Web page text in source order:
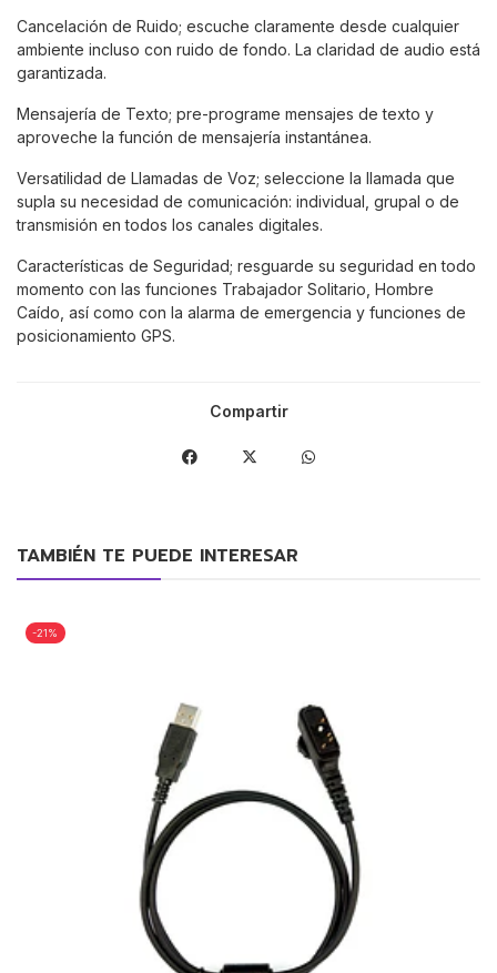
Cancelación de Ruido; escuche claramente desde cualquier
ambiente incluso con ruido de fondo. La claridad de audio está
garantizada.
Mensajería de Texto; pre-programe mensajes de texto y
aproveche la función de mensajería instantánea.
Versatilidad de Llamadas de Voz; seleccione la llamada que
supla su necesidad de comunicación: individual, grupal o de
transmisión en todos los canales digitales.
Características de Seguridad; resguarde su seguridad en todo
momento con las funciones Trabajador Solitario, Hombre
Caído, así como con la alarma de emergencia y funciones de
posicionamiento GPS.
Compartir
TAMBIÉN TE PUEDE INTERESAR
-21%